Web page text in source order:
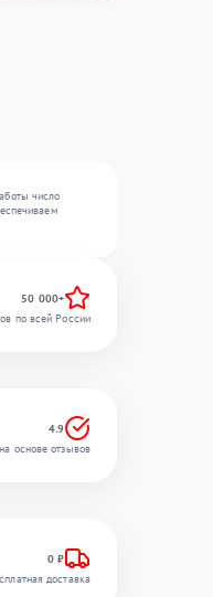
число
50 000+
по всей России
4.9
основе отзывов
0 ₽
доставка